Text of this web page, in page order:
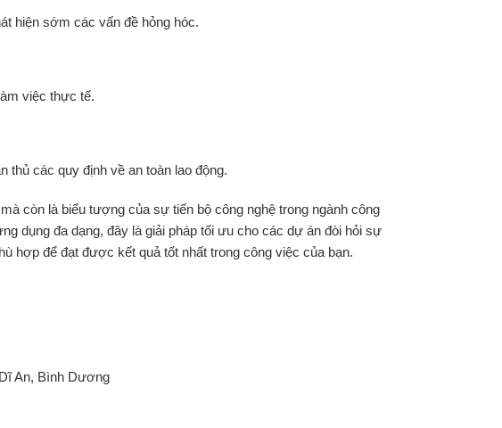
hiện sớm các vấn đề hỏng hóc.
việc thực tế.
thủ các quy định về an toàn lao động.
còn là biểu tượng của sự tiến bộ công nghệ trong ngành công
dụng đa dạng, đây là giải pháp tối ưu cho các dự án đòi hỏi sự
hợp để đạt được kết quả tốt nhất trong công việc của bạn.
An, Bình Dương